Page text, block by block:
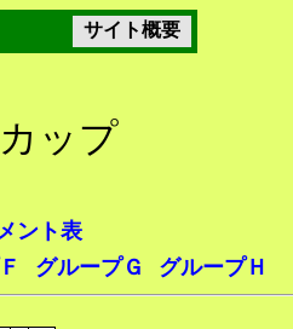
サイト概要
ップ
ント表
グループＧ グループＨ